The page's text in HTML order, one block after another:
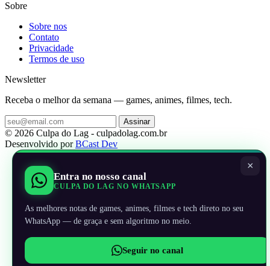
Sobre
Sobre nos
Contato
Privacidade
Termos de uso
Newsletter
Receba o melhor da semana — games, animes, filmes, tech.
Assinar
© 2026 Culpa do Lag - culpadolag.com.br
Desenvolvido porBCast Dev
×
Entra no nosso canal
CULPA DO LAG NO WHATSAPP
As melhores notas de games, animes, filmes e tech direto no seu
WhatsApp — de graça e sem algoritmo no meio.
Seguir no canal